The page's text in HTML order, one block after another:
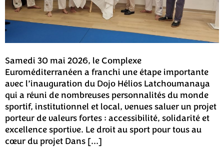
Samedi 30 mai 2026, le Complexe
Euroméditerranéen a franchi une étape importante
avec l’inauguration du Dojo Hélios Latchoumanaya
qui a réuni de nombreuses personnalités du monde
sportif, institutionnel et local, venues saluer un projet
porteur de valeurs fortes : accessibilité, solidarité et
excellence sportive. Le droit au sport pour tous au
cœur du projet Dans […]